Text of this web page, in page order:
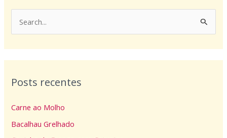
e
s
u
s
a
Posts recentes
Carne ao Molho
Bacalhau Grelhado